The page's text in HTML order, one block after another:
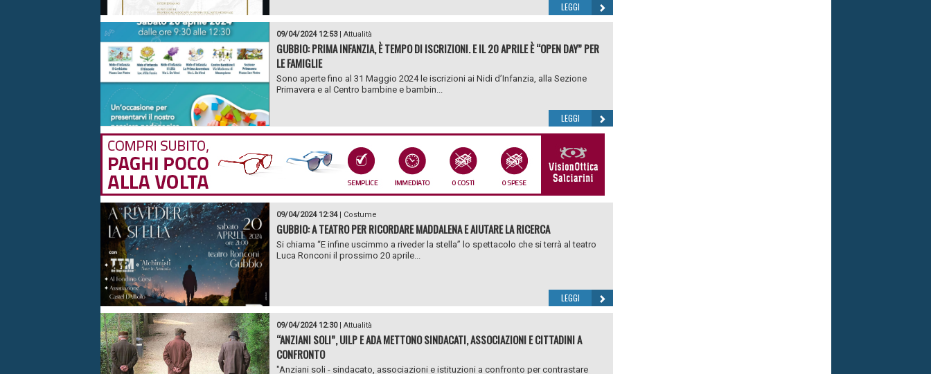
LEGGI
09/04/2024 12:53| Attualità
GUBBIO: PRIMA INFANZIA, È TEMPO DI ISCRIZIONI. E IL 20 APRILE È “OPEN DAY” PER
LE FAMIGLIE
Sono aperte fino al 31 Maggio 2024 le iscrizioni ai Nidi d’Infanzia, alla Sezione
Primavera e al Centro bambine e bambin...
LEGGI
09/04/2024 12:34| Costume
GUBBIO: A TEATRO PER RICORDARE MADDALENA E AIUTARE LA RICERCA
Si chiama “E infine uscimmo a riveder la stella” lo spettacolo che si terrà al teatro
Luca Ronconi il prossimo 20 aprile...
LEGGI
09/04/2024 12:30| Attualità
“ANZIANI SOLI”, UILP E ADA METTONO SINDACATI, ASSOCIAZIONI E CITTADINI A
CONFRONTO
"Anziani soli - sindacato, associazioni e istituzioni a confronto per contrastare